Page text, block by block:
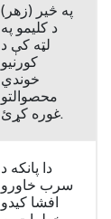
(زهر) په څیر
د کلیمو په
لټه کې د
کورنیو
خوندي
محصوالتو
غوره کړئ.
دا پانکه د
سرب خاورو
افشا کیدو